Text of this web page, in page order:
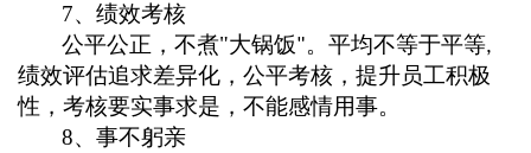
7、绩效考核
公平公正，不煮"大锅饭"。 平均不等于平等,
绩效评估追求差异化，公平考核，提升员工积极
性，考核要实事求是，不能感情用事。
8、事不躬亲